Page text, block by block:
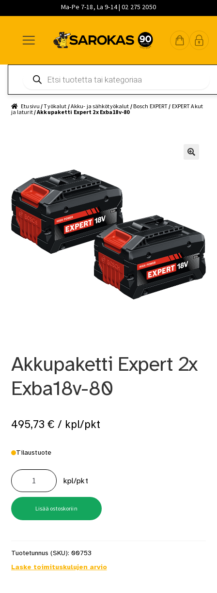
Ma-Pe 7-18, La 9-14 | 02 275 2050
navigointiin
sisältöön
pääsisältöön
search
Etusivu /Työkalut /Akku- ja sähkötyökalut /Bosch EXPERT / EXPERT Akut
ja laturit/ Akkupaketti Expert 2x Exba18v-80
Akkupaketti Expert 2x
Exba18v-80
495,73 € / kpl/pkt
Tilaustuote
Akkupaketti
Expert
2x
Exba18v-
80
määrä
kpl/pkt
Lisää ostoskoriin
Tuotetunnus (SKU): 00753
Laske toimituskulujen arvio